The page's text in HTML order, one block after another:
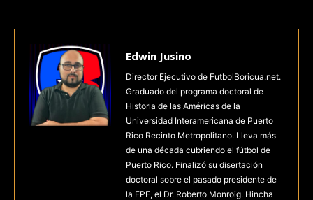
Edwin Jusino
Director Ejecutivo de FutbolBoricua.net.
Graduado del programa doctoral de
Historia de las Américas de la
Universidad Interamericana de Puerto
Rico Recinto Metropolitano. Lleva más
de una década cubriendo el fútbol de
Puerto Rico. Finalizó su disertación
doctoral sobre el pasado presidente de
la FPF, el Dr. Roberto Monroig. Hincha